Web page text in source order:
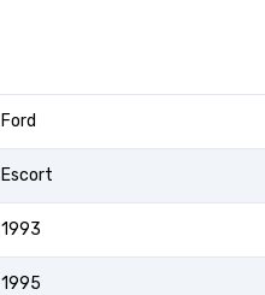
Ford
Escort
1993
1995